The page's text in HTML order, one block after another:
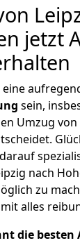
jetzt
sein,
Umzug von
nach
zu
alles
die besten